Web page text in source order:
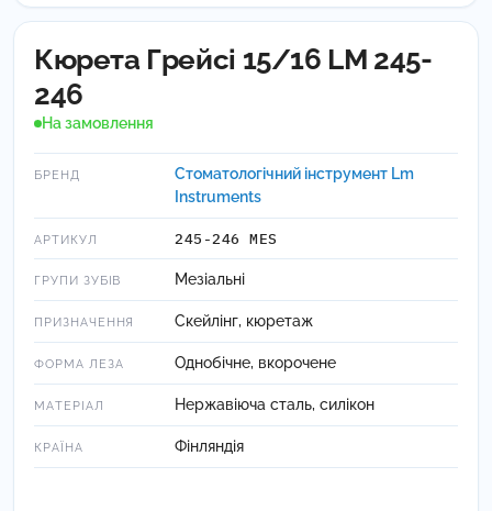
Кюрета Грейсі 15/16 LM 245-
246
На замовлення
БРЕНД
Стоматологічний інструмент Lm
Instruments
АРТИКУЛ 245-246 МES
ГРУПИ ЗУБІВ Мезіальні
ПРИЗНАЧЕННЯ Скейлінг, кюретаж
ФОРМА ЛЕЗА Однобічне, вкорочене
МАТЕРІАЛ Нержавіюча сталь, силікон
КРАЇНА Фінляндія